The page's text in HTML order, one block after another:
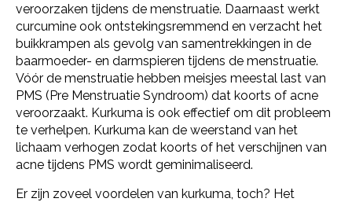
veroorzaken tijdens de menstruatie. Daarnaast werkt
curcumine ook ontstekingsremmend en verzacht het
buikkrampen als gevolg van samentrekkingen in de
baarmoeder- en darmspieren tijdens de menstruatie.
Vóór de menstruatie hebben meisjes meestal last van
PMS (Pre Menstruatie Syndroom) dat koorts of acne
veroorzaakt. Kurkuma is ook effectief om dit probleem
te verhelpen. Kurkuma kan de weerstand van het
lichaam verhogen zodat koorts of het verschijnen van
acne tijdens PMS wordt geminimaliseerd.
Er zijn zoveel voordelen van kurkuma, toch? Het